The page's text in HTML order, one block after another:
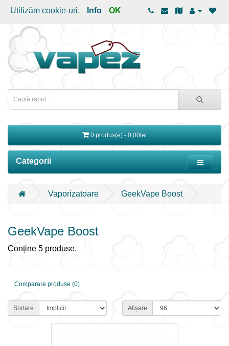
Utilizăm cookie-uri. Info OK
0 produs(e) - 0,00lei
Categorii
Vaporizatoare GeekVape Boost
GeekVape Boost
Conține 5 produse.
Comparare produse (0)
Sortare Afișare